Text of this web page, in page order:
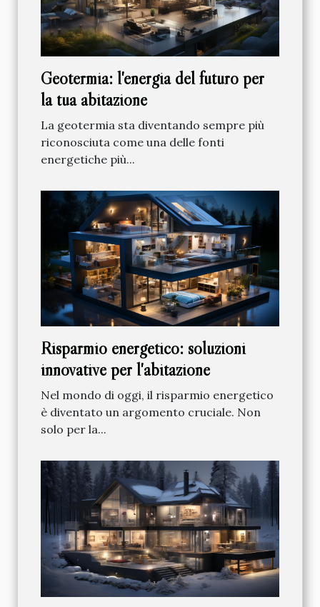
Geotermia: l'energia del futuro per
la tua abitazione
La geotermia sta diventando sempre più
riconosciuta come una delle fonti
energetiche più...
Risparmio energetico: soluzioni
innovative per l'abitazione
Nel mondo di oggi, il risparmio energetico
è diventato un argomento cruciale. Non
solo per la...